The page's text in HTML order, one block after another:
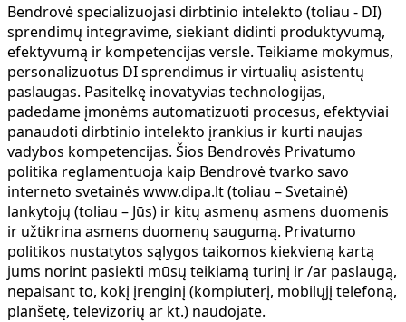
Bendrovė specializuojasi dirbtinio intelekto (toliau - DI)
sprendimų integravime, siekiant didinti produktyvumą,
efektyvumą ir kompetencijas versle. Teikiame mokymus,
personalizuotus DI sprendimus ir virtualių asistentų
paslaugas. Pasitelkę inovatyvias technologijas,
padedame įmonėms automatizuoti procesus, efektyviai
panaudoti dirbtinio intelekto įrankius ir kurti naujas
vadybos kompetencijas​​. Šios Bendrovės Privatumo
politika reglamentuoja kaip Bendrovė tvarko savo
interneto svetainės www.dipa.lt (toliau – Svetainė)
lankytojų (toliau – Jūs) ir kitų asmenų asmens duomenis
ir užtikrina asmens duomenų saugumą. Privatumo
politikos nustatytos sąlygos taikomos kiekvieną kartą
jums norint pasiekti mūsų teikiamą turinį ir /ar paslaugą,
nepaisant to, kokį įrenginį (kompiuterį, mobilųjį telefoną,
planšetę, televizorių ar kt.) naudojate.